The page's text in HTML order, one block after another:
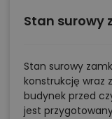
Stan surowy
Stan surowy
konstrukcję wraz
budynek przed
jest